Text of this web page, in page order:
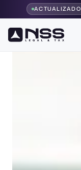
ACTUALIZADO